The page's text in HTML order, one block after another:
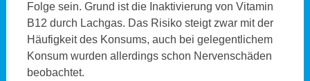
Folge sein. Grund ist die Inaktivierung von Vitamin
B12 durch Lachgas. Das Risiko steigt zwar mit der
Häufigkeit des Konsums, auch bei gelegentlichem
Konsum wurden allerdings schon Nervenschäden
beobachtet.